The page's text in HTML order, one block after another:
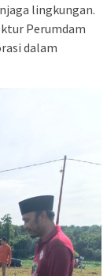
lingkungan.
Perumdam
dalam